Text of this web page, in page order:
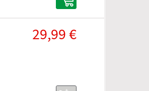
29,99 €